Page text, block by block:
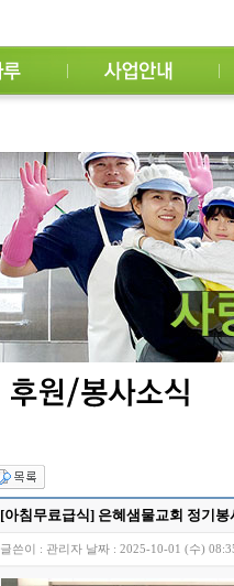
[아침무료급식] 은혜샘물교회 정기봉
글쓴이 : 관리자 날짜 : 2025-10-01 (수)